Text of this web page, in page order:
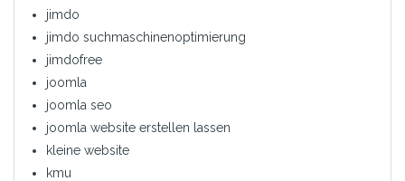
jimdo
jimdo suchmaschinenoptimierung
jimdofree
joomla
joomla seo
joomla website erstellen lassen
kleine website
kmu